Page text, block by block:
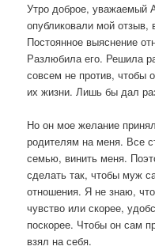
Утро доброе, уважаемый
опубликовали мой
Постоянное выяснение
Разлюбила его. Решила
совсем не против, чтобы
их жизни. Лишь бы дал
Но он мое желание
родителям на меня. Все
семью, винить меня.
сделать так, чтобы муж
отношения. Я не знаю,
чувство или скорее,
поскорее. Чтобы он сам
взял на себя.